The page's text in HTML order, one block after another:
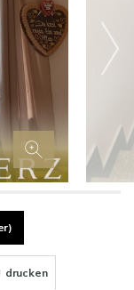
drucken